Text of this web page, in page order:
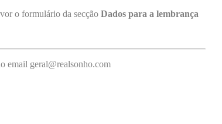
o formulário da secção Dados para a lembrança
email geral@realsonho.com